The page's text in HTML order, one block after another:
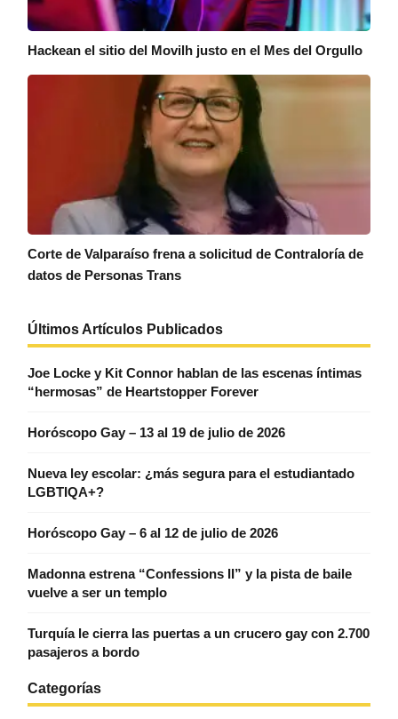
Hackean el sitio del Movilh justo en el Mes del Orgullo
Corte de Valparaíso frena a solicitud de Contraloría de
datos de Personas Trans
Últimos Artículos Publicados
Joe Locke y Kit Connor hablan de las escenas íntimas
“hermosas” de Heartstopper Forever
Horóscopo Gay – 13 al 19 de julio de 2026
Nueva ley escolar: ¿más segura para el estudiantado
LGBTIQA+?
Horóscopo Gay – 6 al 12 de julio de 2026
Madonna estrena “Confessions II” y la pista de baile
vuelve a ser un templo
Turquía le cierra las puertas a un crucero gay con 2.700
pasajeros a bordo
Categorías